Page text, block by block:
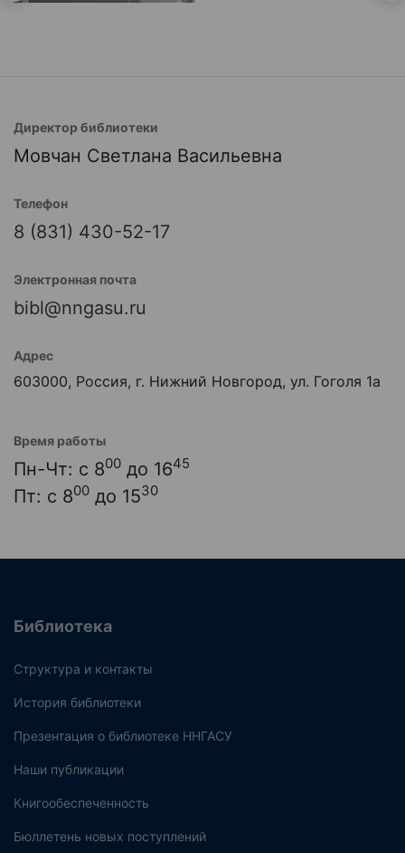
Директор библиотеки
Мовчан Светлана Васильевна
Телефон
8 (831) 430-52-17
Электронная почта
bibl@nngasu.ru
Адрес
603000, Россия, г. Нижний Новгород, ул. Гоголя 1а
Время работы
Пн-Чт: с 800 до 1645
Пт: с 800 до 1530
Библиотека
Структура и контакты
История библиотеки
Презентация о библиотеке ННГАСУ
Наши публикации
Книгообеспеченность
Бюллетень новых поступлений